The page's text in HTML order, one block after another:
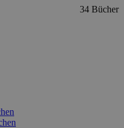
34 Bücher